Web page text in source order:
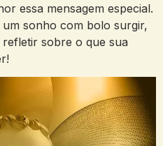
essa mensagem​ especial.
⁣sonho ⁣com bolo surgir,
sobre o que sua